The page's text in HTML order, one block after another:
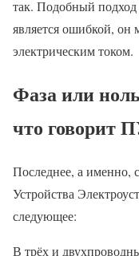
так. Подобный
является ошибкой, он
электрическим током.
Фаза или
что говорит
Последнее, а именно,
Устройства
следующее:
В трёх и